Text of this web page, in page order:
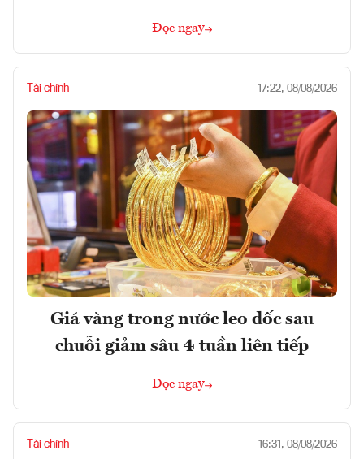
Đọc ngay
Tài chính 17:22, 08/08/2026
Giá vàng trong nước leo dốc sau
chuỗi giảm sâu 4 tuần liên tiếp
Đọc ngay
Tài chính 16:31, 08/08/2026